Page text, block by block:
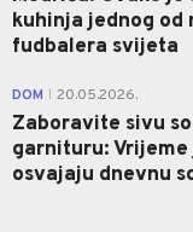
kuhinja jednog od
fudbalera svijeta
DOM 20.05.2026.
Zaboravite sivu
garnituru: Vrijeme
osvajaju dnevnu